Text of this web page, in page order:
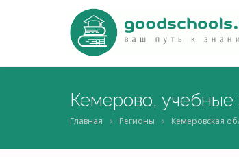
Кемерово, учебные
Главная Регионы Кемеровская